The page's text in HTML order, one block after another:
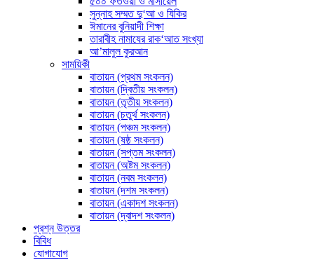
সুন্নাহ সম্মত দু‘আ ও যিকির
ঈমানের বুনিয়াদী শিক্ষা
তারাবীহ নামাযের রাক‘আত সংখ্যা
আ’মালুল কুরআন
সাময়িকী
বাতায়ন (প্রথম সংকলন)
বাতায়ন (দ্বিতীয় সংকলন)
বাতায়ন (তৃতীয় সংকলন)
বাতায়ন (চতুর্থ সংকলন)
বাতায়ন (পঞ্চম সংকলন)
বাতায়ন (ষষ্ঠ সংকলন)
বাতায়ন (সপ্তম সংকলন)
বাতায়ন (অষ্টম সংকলন)
বাতায়ন (নবম সংকলন)
বাতায়ন (দশম সংকলন)
বাতায়ন (একাদশ সংকলন)
বাতায়ন (দ্বাদশ সংকলন)
প্রশ্ন উত্তর
বিবিধ
যোগাযোগ